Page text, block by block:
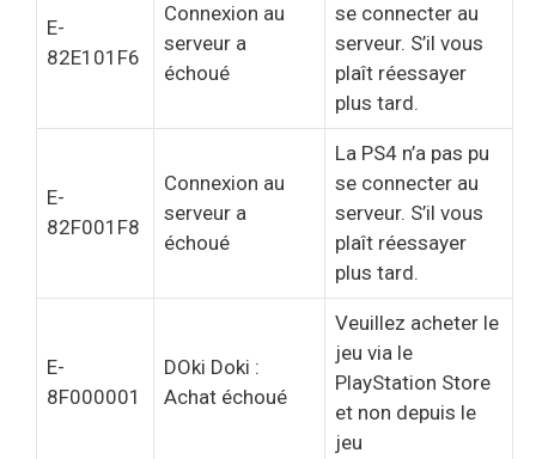
E-
82E101F6
Connexion au
serveur a
échoué
se connecter au
serveur. S’il vous
plaît réessayer
plus tard.
E-
82F001F8
Connexion au
serveur a
échoué
La PS4 n’a pas pu
se connecter au
serveur. S’il vous
plaît réessayer
plus tard.
E-
8F000001
DOki Doki :
Achat échoué
Veuillez acheter le
jeu via le
PlayStation Store
et non depuis le
jeu